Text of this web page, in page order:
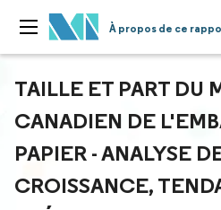
À propos de ce
TAILLE ET PART DU
CANADIEN DE
PAPIER - ANALYSE
CROISSANCE,